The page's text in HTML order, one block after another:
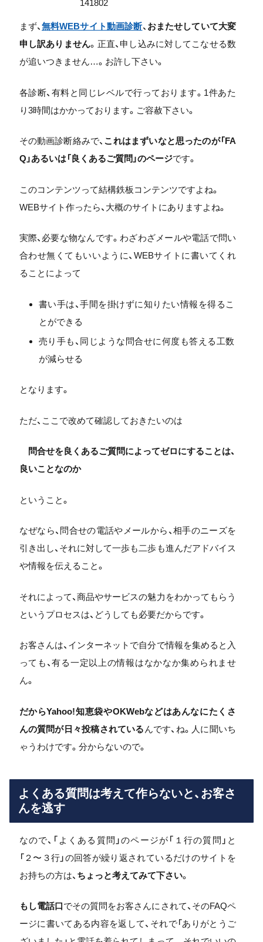
まず、無料WEBサイト動画診断、 おまたせしていて大変
申し訳ありません。正直、申し込みに対してこなせる数
が追いつきません…。お許し下さい。
各診断、有料と同じレベルで行っております。1件あた
り3時間はかかっております。ご容赦下さい。
その動画診断絡みで、 これはまずいなと思ったのが「FA
Q」あるいは「良くあるご質問」のページです。
このコンテンツって結構鉄板コンテンツですよね。
WEBサイト作ったら、大概のサイトにありますよね。
実際、必要な物なんです。わざわざメールや電話で問い
合わせ無くてもいいように、WEBサイトに書いてくれ
ることによって
書い手は、手間を掛けずに知りたい情報を得るこ
とができる
売り手も、同じような問合せに何度も答える工数
が減らせる
となります。
ただ、ここで改めて確認しておきたいのは
問合せを良くあるご質問によってゼロにすることは、
良いことなのか
ということ。
なぜなら、問合せの電話やメールから、相手のニーズを
引き出し、それに対して一歩も二歩も進んだアドバイス
や情報を伝えること。
それによって、商品やサービスの魅力をわかってもらう
というプロセスは、どうしても必要だからです。
お客さんは、インターネットで自分で情報を集めると入
っても、有る一定以上の情報はなかなか集められませ
ん。
だからYahoo!知恵袋やOKWebなどはあんなにたくさ
んの質問が日々投稿されている んです、ね。人に聞いち
ゃうわけです。分からないので。
よくある質問は考えて作らないと、お客さ
んを逃す
なので、「よくある質問」のページが「１行の質問」と
「２〜３行」の回答が繰り返されているだけのサイトを
お持ちの方は、 ちょっと考えてみて下さい。
もし電話口でその質問をお客さんにされて、そのFAQペ
ージに書いてある内容を返して、それで「ありがとうご